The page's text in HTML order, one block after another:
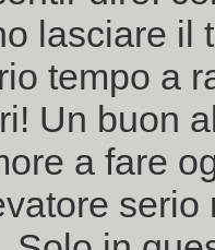
lasciare il
tempo a
Un buon
a fare